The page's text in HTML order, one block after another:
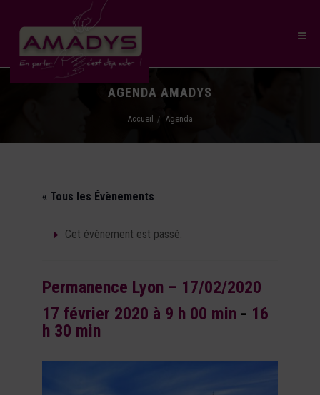
AGENDA AMADYS
Accueil Agenda
« Tous les Évènements
Cet évènement est passé.
Permanence Lyon – 17/02/2020
17 février 2020 à 9 h 00 min - 16
h 30 min